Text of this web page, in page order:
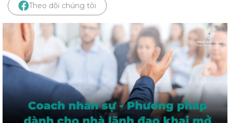
Theo dõi chúng tôi